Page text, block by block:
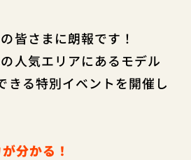
皆さまに朗報です！
人気エリアにあるモデル
きる特別イベントを開催し
分かる！